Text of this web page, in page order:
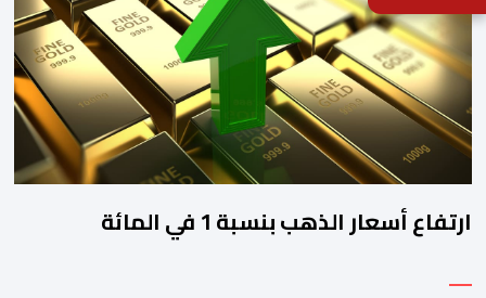
ارتفاع أسعار الذهب بنسبة 1 في المائة